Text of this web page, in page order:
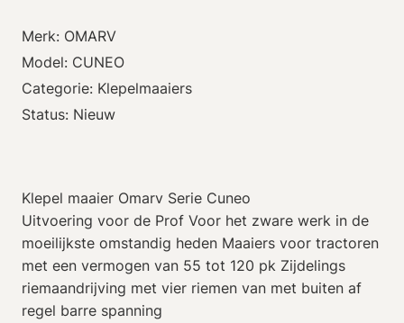
Merk: OMARV
Model: CUNEO
Categorie: Klepelmaaiers
Status: Nieuw
Klepel maaier Omarv Serie Cuneo
Uitvoering voor de Prof Voor het zware werk in de
moeilijkste omstandig heden Maaiers voor tractoren
met een vermogen van 55 tot 120 pk Zijdelings
riemaandrijving met vier riemen van met buiten af
regel barre spanning